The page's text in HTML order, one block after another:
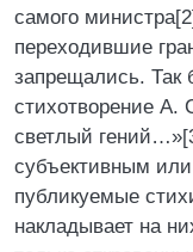
самого
переходившие
запрещались. Так
стихотворение А.
светлый
субъективным
публикуемые
накладывает на